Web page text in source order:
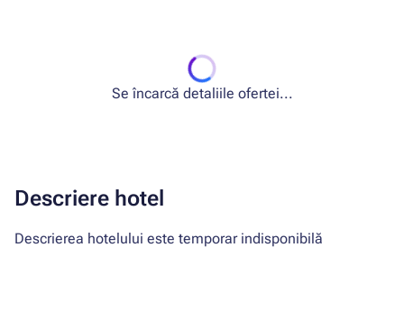
Se încarcă detaliile ofertei...
Descriere hotel
Descrierea hotelului este temporar indisponibilă